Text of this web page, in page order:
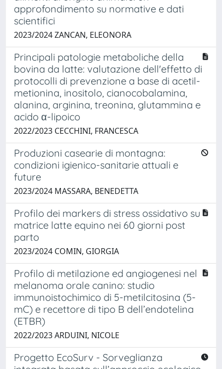
approfondimento su normative e dati
scientifici
2023/2024 ZANCAN, ELEONORA
Principali patologie metaboliche della
bovina da latte: valutazione dell'effetto di
protocolli di prevenzione a base di acetil-
metionina, inositolo, cianocobalamina,
alanina, arginina, treonina, glutammina e
acido α-lipoico
2022/2023 CECCHINI, FRANCESCA
Produzioni casearie di montagna:
condizioni igienico-sanitarie attuali e
future
2023/2024 MASSARA, BENEDETTA
Profilo dei markers di stress ossidativo su
matrice latte equino nei 60 giorni post
parto
2023/2024 COMIN, GIORGIA
Profilo di metilazione ed angiogenesi nel
melanoma orale canino: studio
immunoistochimico di 5-metilcitosina (5-
mC) e recettore di tipo B dell’endotelina
(ETBR)
2022/2023 ARDUINI, NICOLE
Progetto EcoSurv - Sorveglianza